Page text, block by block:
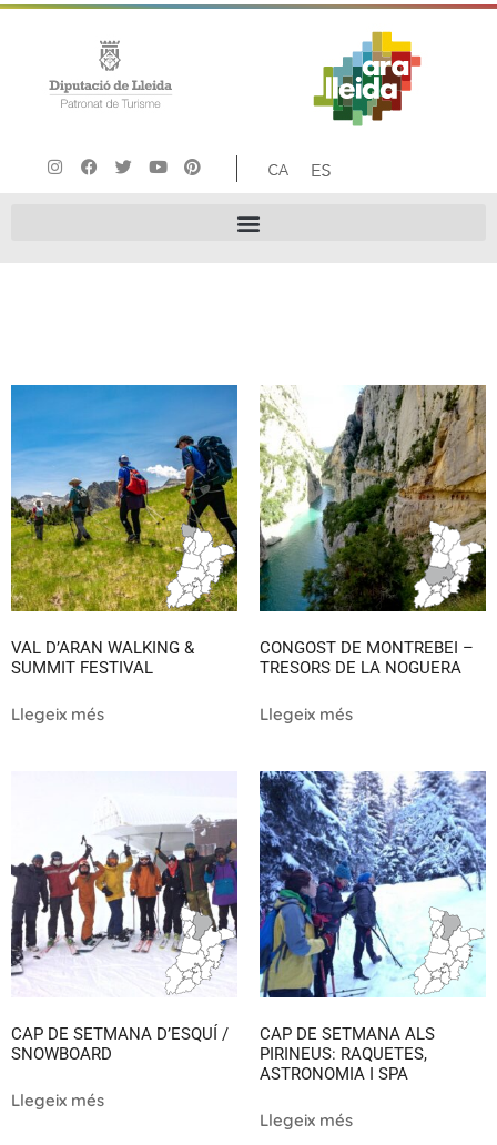
VAL D’ARAN WALKING &
SUMMIT FESTIVAL
Llegeix més
CONGOST DE MONTREBEI –
TRESORS DE LA NOGUERA
Llegeix més
CAP DE SETMANA D’ESQUÍ /
SNOWBOARD
Llegeix més
CAP DE SETMANA ALS
PIRINEUS: RAQUETES,
ASTRONOMIA I SPA
Llegeix més